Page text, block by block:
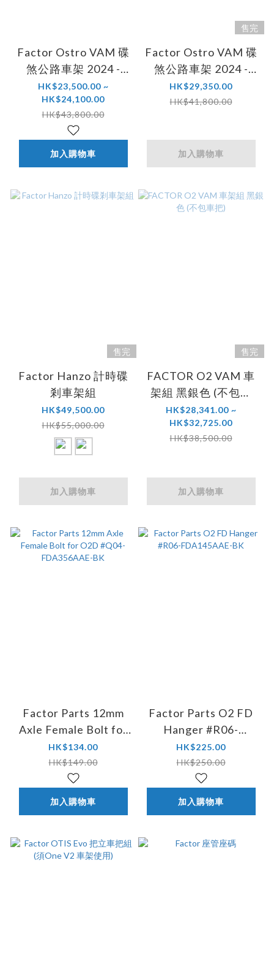
Factor Ostro VAM 碟
煞公路車架 2024 -
Rapha Amani 聯名版
(不包車把)
HK$23,500.00 ~
HK$24,100.00
HK$43,800.00
加入購物車
售完
Factor Ostro VAM 碟
煞公路車架 2024 -
Geometric (不包把手)
HK$29,350.00
HK$41,800.00
加入購物車
售完
Factor Hanzo 計時碟
剎車架組
HK$49,500.00
HK$55,000.00
加入購物車
售完
FACTOR O2 VAM 車
架組 黑銀色 (不包車
把)
HK$28,341.00 ~
HK$32,725.00
HK$38,500.00
加入購物車
Factor Parts 12mm
Axle Female Bolt for
O2D #Q04-
FDA356AAE-BK
HK$134.00
HK$149.00
加入購物車
Factor Parts O2 FD
Hanger #R06-
FDA145AAE-BK
HK$225.00
HK$250.00
加入購物車